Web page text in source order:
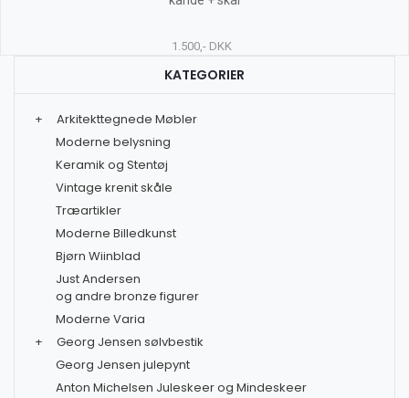
1.500,- DKK
KATEGORIER
+
Arkitekttegnede Møbler
Moderne belysning
Keramik og Stentøj
Vintage krenit skåle
Træartikler
Moderne Billedkunst
Bjørn Wiinblad
Just Andersen
og andre bronze figurer
Moderne Varia
+
Georg Jensen sølvbestik
Georg Jensen julepynt
Anton Michelsen Juleskeer og Mindeskeer